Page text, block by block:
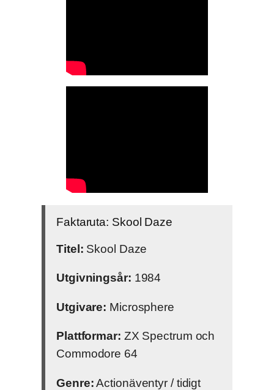
Faktaruta: Skool Daze
Titel: Skool Daze
Utgivningsår: 1984
Utgivare: Microsphere
Plattformar: ZX Spectrum och
Commodore 64
Genre:Actionäventyr / tidigt